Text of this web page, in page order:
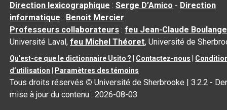
Direction lexicographique :Serge D’Amico - Direction
informatique : Benoit Mercier
Professeurs collaborateurs :feu Jean-Claude
Université Laval,feu Michel Théoret, Université de
Qu’est-ce que le dictionnaire Usito ? Contactez-nous
d’utilisation
Paramètres des témoins
Tous droits réservés © Université de Sherbrooke |3.2.2 -
mise à jour du contenu :2026-08-03